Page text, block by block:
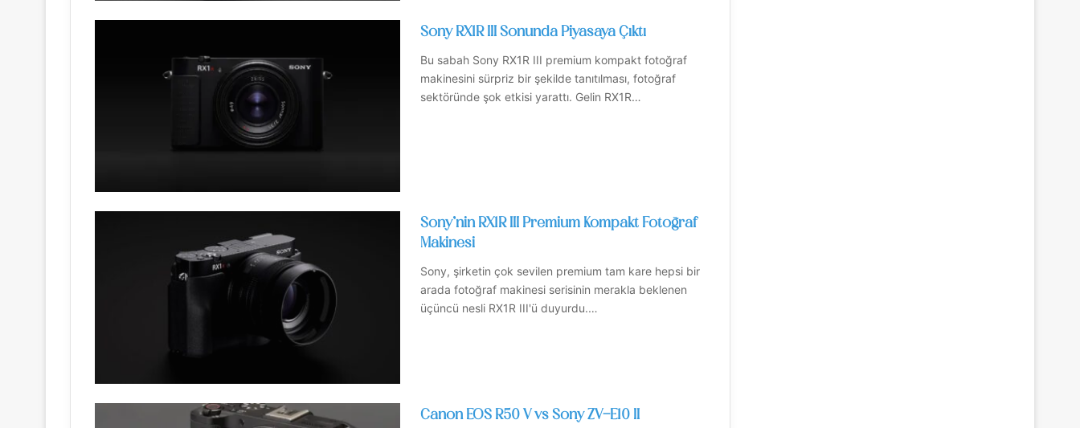
Sony RX1R III Sonunda Piyasaya Çıktı
Bu sabah Sony RX1R III premium kompakt fotoğraf
makinesini sürpriz bir şekilde tanıtılması, fotoğraf
sektöründe şok etkisi yarattı. Gelin RX1R…
Sony’nin RX1R III Premium Kompakt Fotoğraf
Makinesi
Sony, şirketin çok sevilen premium tam kare hepsi bir
arada fotoğraf makinesi serisinin merakla beklenen
üçüncü nesli RX1R III'ü duyurdu.…
Canon EOS R50 V vs Sony ZV-E10 II